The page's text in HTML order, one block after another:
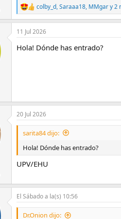
:R
e
a
c
i
colby_d,Saraaa18, MMgary 2
11 Jul 2026
Hola! Dónde has entrado?
20 Jul 2026
sarita84 dijo:
Hola! Dónde has entrado?
UPV/EHU
El Sábado a la(s) 10:56
Dr.Onion dijo: